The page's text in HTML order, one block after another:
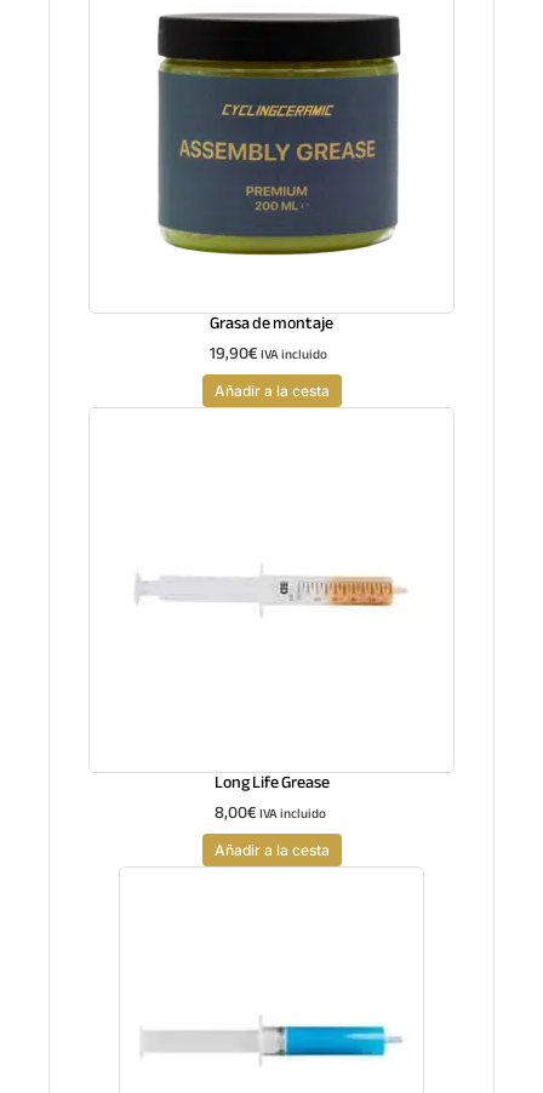
Grasa de montaje
19,90€IVA incluido
Añadir a la cesta
Long Life Grease
8,00€IVA incluido
Añadir a la cesta